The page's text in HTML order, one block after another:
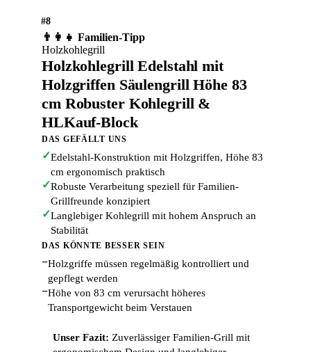
#8
👨‍👩‍👧 Familien-Tipp
Holzkohlegrill
Holzkohlegrill Edelstahl mit
Holzgriffen Säulengrill Höhe 83
cm Robuster Kohlegrill &
HLKauf-Block
DAS GEFÄLLT UNS
✓Edelstahl-Konstruktion mit Holzgriffen, Höhe 83
cm ergonomisch praktisch
✓Robuste Verarbeitung speziell für Familien-
Grillfreunde konzipiert
✓Langlebiger Kohlegrill mit hohem Anspruch an
Stabilität
DAS KÖNNTE BESSER SEIN
−Holzgriffe müssen regelmäßig kontrolliert und
gepflegt werden
−Höhe von 83 cm verursacht höheres
Transportgewicht beim Verstauen
Unser Fazit: Zuverlässiger Familien-Grill mit